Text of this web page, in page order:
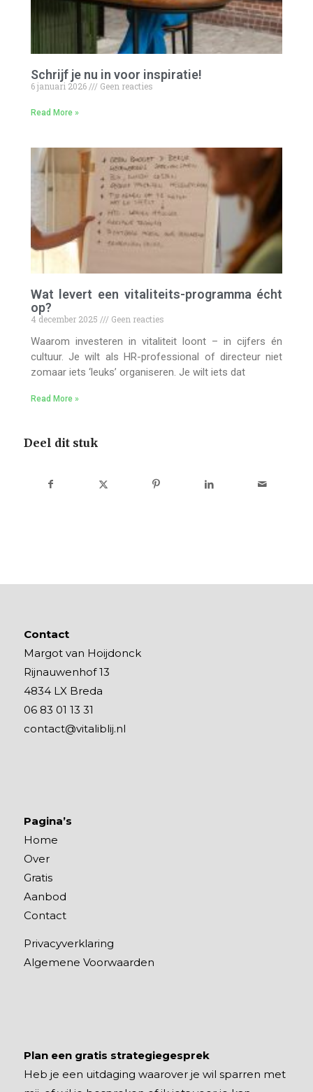
Schrijf je nu in voor inspiratie!
6 januari 2026 Geen reacties
Read More »
Wat levert een vitaliteits-programma écht
op?
4 december 2025 Geen reacties
Waarom investeren in vitaliteit loont – in cijfers én
cultuur. Je wilt als HR-professional of directeur niet
zomaar iets ‘leuks’ organiseren. Je wilt iets dat
Read More »
Deel dit stuk
Contact
Margot van Hoijdonck
Rijnauwenhof 13
4834 LX Breda
06 83 01 13 31
contact@vitaliblij.nl
Pagina’s
Home
Over
Gratis
Aanbod
Contact
Privacyverklaring
Algemene Voorwaarden
Plan een gratis strategiegesprek
Heb je een uitdaging waarover je wil sparren met